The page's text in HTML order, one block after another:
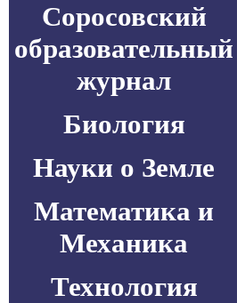
Соросовский
образовательный
журнал
Биология
Науки о Земле
Математика и
Механика
Технология